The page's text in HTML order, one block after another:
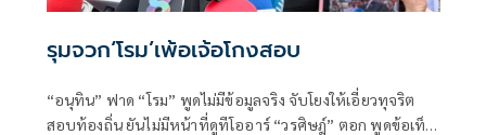
รุมจวก‘โรม’เพ้อเจ้อโกงสอบ
“อนุทิน” ฟาด “โรม” พูดไม่มีข้อมูลจริง จับโยงให้เอี่ยวทุจริต
สอบท้องถิ่น ยันไม่มีหน้าที่ดูทีโออาร์ “วรศิษฎ์” ตอก พูดข้อเท็จ